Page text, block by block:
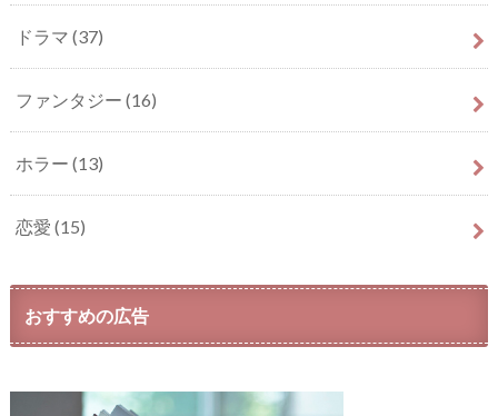
ドラマ (37)
ファンタジー (16)
ホラー (13)
恋愛 (15)
おすすめの広告